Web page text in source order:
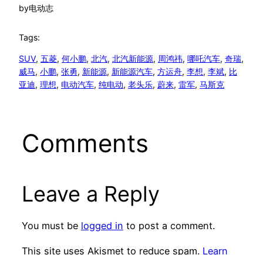
by电动志
Tags:
SUV, 五菱, 何小鹏, 北汽, 北汽新能源, 周鸿祎, 哪吒汽车, 奇瑞
威马, 小鹏, 张勇, 新能源, 新能源汽车, 方运舟, 李想, 李斌, 比
亚迪, 理想, 电动汽车, 纯电动, 老头乐, 蔚来, 雷军, 马斯克
Comments
Leave a Reply
You must be logged in to post a comment.
This site uses Akismet to reduce spam. Learn